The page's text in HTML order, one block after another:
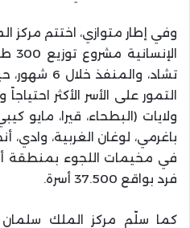
وفي إطار متوازي، اختتم مركز
التمور على الأسر الأكثر
ولايات (البطحاء، قيرا، مايو
باغرمي، لوغان الغربية، وادي،
فرد بواقع 37.500 أسرة
.
كما سلّم مركز الملك سلمان